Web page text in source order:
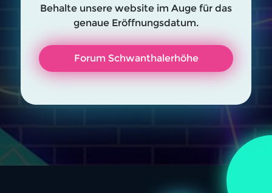
Behalte unsere website im Auge für das
genaue Eröffnungsdatum.
Forum Schwanthalerhöhe